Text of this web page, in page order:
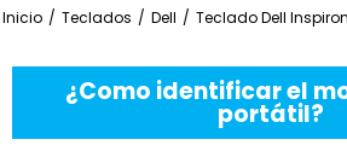
Inicio / Teclados / Dell / Teclado Dell
¿Como identificar el
portátil?